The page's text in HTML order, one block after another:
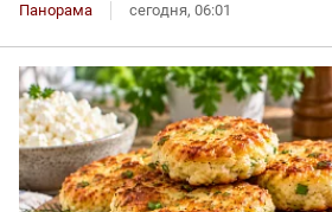
Панорама сегодня, 06:01